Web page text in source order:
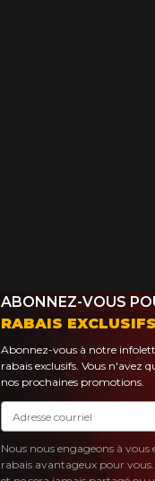
ABONNEZ-VOUS
RABAIS
Abonnez-vous à notre
rabais exclusifs. Vous n'avez
nos prochaines promotions.
Courriel
Nous nous engageons à
rabais avantageux pour